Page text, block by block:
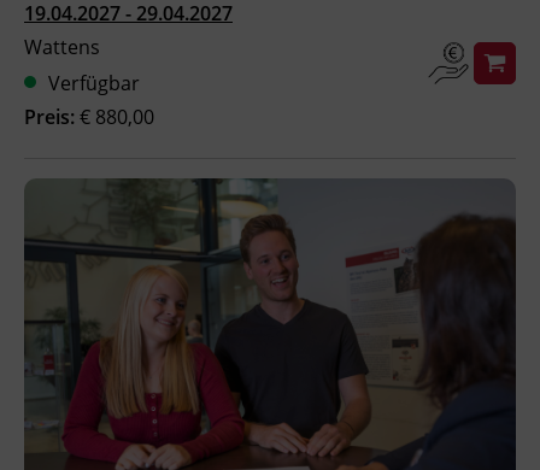
Ingenieurzertifizierung
Deutsch und Integration
Akademisches Studienzentrum
BFI Reutte
BFI Schwaz
19.04.2027 - 29.04.2027
Wattens
Verfügbar
Preis: € 880,00